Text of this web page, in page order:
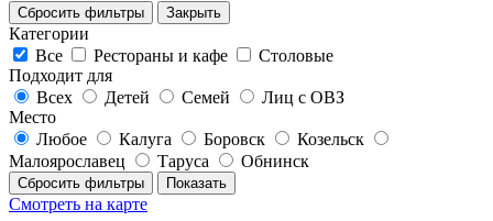
Сбросить фильтры Закрыть
Категории
Все
Рестораны и кафе
Столовые
Подходит для
Всех
Детей Семей
Лиц с ОВЗ
Место
Любое
Калуга Боровск
Козельск
Малоярославец
Таруса Обнинск
Сбросить фильтры Показать
Смотреть на карте